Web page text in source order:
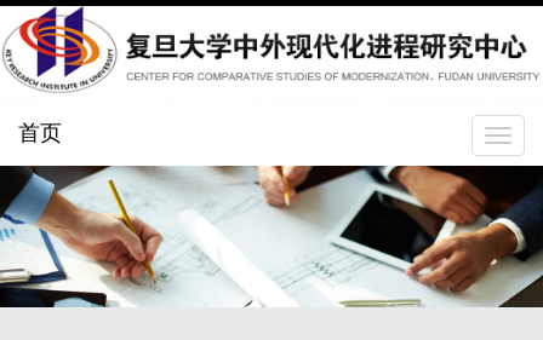
Toggle
首页